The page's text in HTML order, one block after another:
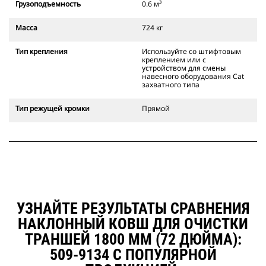
Захватное устройство смены
также позволяет оператору
положении "задний ход" для
расчистки и выполнения прямых
Надежность установки навесного
звуковым и визуальным
совместимы с гусеничными
экскаваторами 311–352 и всеми
колесными экскаваторами. В
наличии также имеются
устройства для быстрой смены
Грузоподъемность 0.6 м³
Масса 724 кг
Тип крепления
Используйте со штифтовым
креплением или с
устройством для смены
навесного оборудования Cat
захватного типа
Тип режущей кромки Прямой
УЗНАЙТЕ РЕЗУЛЬТАТЫ СРАВНЕНИЯ
НАКЛОННЫЙ КОВШ ДЛЯ ОЧИСТКИ
ТРАНШЕЙ 1800 ММ (72 ДЮЙМА):
509-9134 С ПОПУЛЯРНОЙ